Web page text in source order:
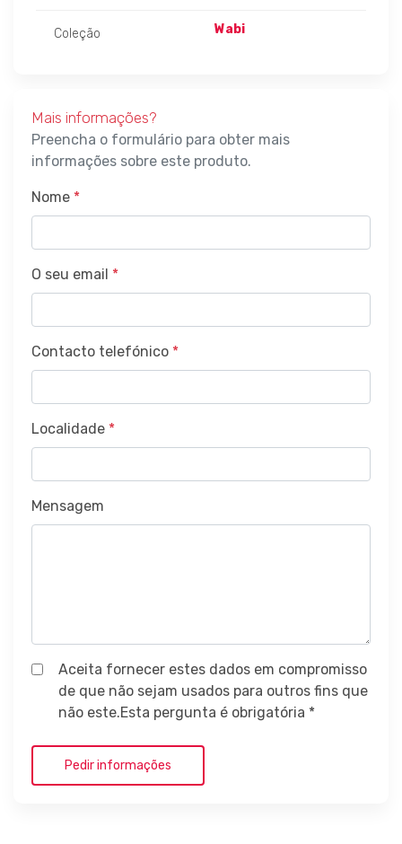
Coleção Wabi
Mais informações?
Preencha o formulário para obter mais
informações sobre este produto.
Nome *
O seu email *
Contacto telefónico *
Localidade *
Mensagem
Aceita fornecer estes dados em compromisso
de que não sejam usados para outros fins que
não este.Esta pergunta é obrigatória *